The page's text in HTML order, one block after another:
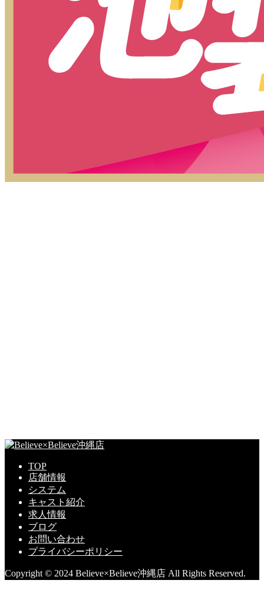
TOP
店舗情報
システム
キャスト紹介
求人情報
ブログ
お問い合わせ
プライバシーポリシー
Copyright © 2024 Believe×Believe沖縄店 All Rights Reserved.